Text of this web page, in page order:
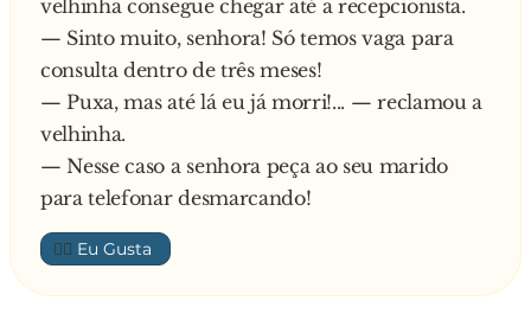
velhinha consegue chegar até a recepcionista.
— Sinto muito, senhora! Só temos vaga para
consulta dentro de três meses!
— Puxa, mas até lá eu já morri!... — reclamou a
velhinha.
— Nesse caso a senhora peça ao seu marido
para telefonar desmarcando!
👍🏼